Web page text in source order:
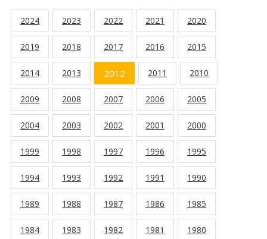
2024 2023 2022 2021 2020
2019 2018 2017 2016 2015
2014 2013 2012 2011 2010
2009 2008 2007 2006 2005
2004 2003 2002 2001 2000
1999 1998 1997 1996 1995
1994 1993 1992 1991 1990
1989 1988 1987 1986 1985
1984 1983 1982 1981 1980